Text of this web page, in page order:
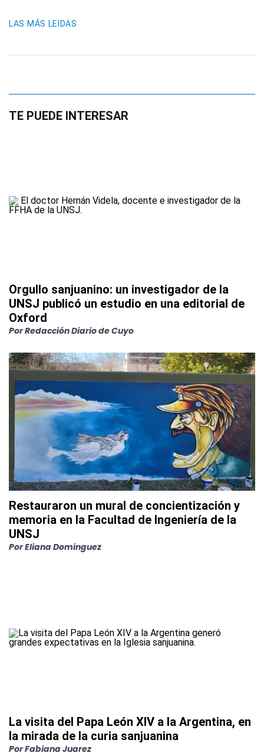
LAS MÁS LEIDAS
TE PUEDE INTERESAR
Orgullo sanjuanino: un investigador de la
UNSJ publicó un estudio en una editorial de
Oxford
PorRedacción Diario de Cuyo
Restauraron un mural de concientización y
memoria en la Facultad de Ingeniería de la
UNSJ
PorEliana Dominguez
La visita del Papa León XIV a la Argentina, en
la mirada de la curia sanjuanina
PorFabiana Juarez